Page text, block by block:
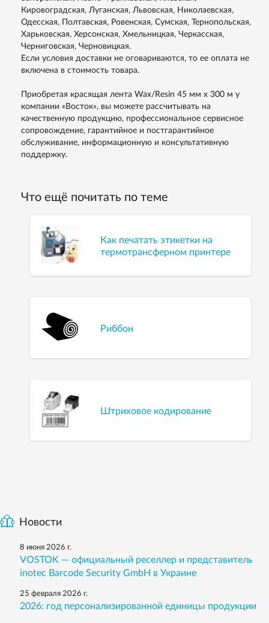
Кировоградская, Луганская, Львовская, Николаевская,
Одесская, Полтавская, Ровенская, Сумская, Тернопольская,
Харьковская, Херсонская, Хмельницкая, Черкасская,
Черниговская, Черновицкая.
Если условия доставки не оговариваются, то ее оплата не
включена в стоимость товара.
Приобретая красящая лента Wax/Resin 45 мм х 300 м у
компании «Восток», вы можете рассчитывать на
качественную продукцию, профессиональное сервисное
сопровождение, гарантийное и постгарантийное
обслуживание, информационную и консультативную
поддержку.
Что ещё почитать по теме
Как печатать этикетки на
термотрансферном принтере
Риббон
Штриховое кодирование
Новости
8 июня 2026 г.
VOSTOK — официальный реселлер и представитель
inotec Barcode Security GmbH в Украине
25 февраля 2026 г.
2026: год персонализированной единицы продукции